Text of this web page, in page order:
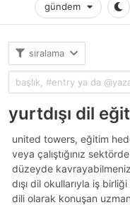
gündem
sıralama
yurtdışı dil
united towers, eğitim
veya çalıştığınız
düzeyde
dışı dil okullarıyla iş
dili olarak konuşan